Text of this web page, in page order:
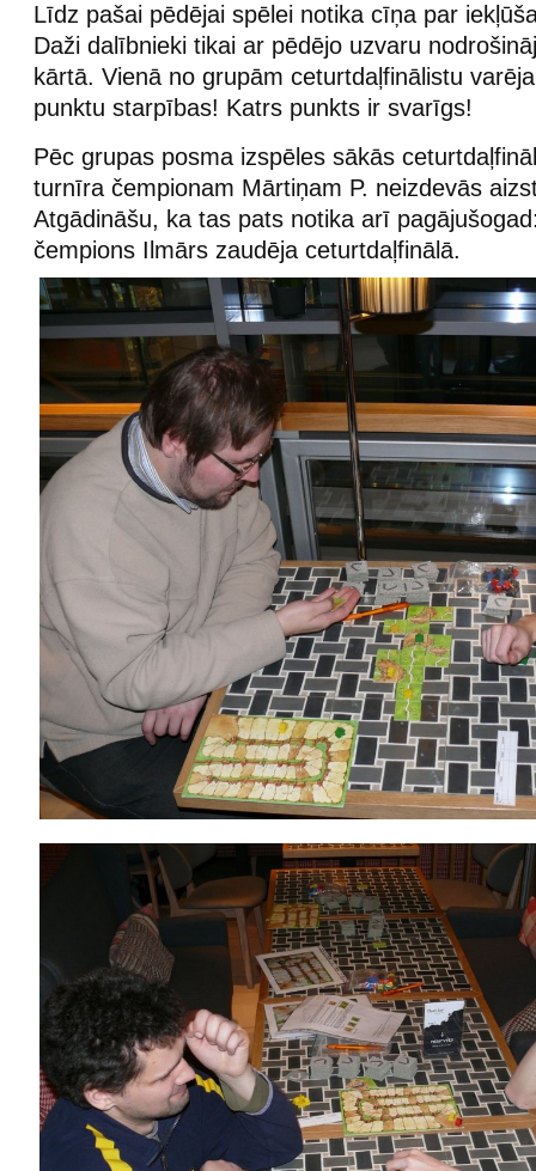
Līdz pašai pēdējai spēlei notika cīņa par
Daži dalībnieki tikai ar pēdējo uzvaru
kārtā. Vienā no grupām ceturtdaļfinālistu
punktu starpības! Katrs punkts ir svarīgs!
Pēc grupas posma izspēles sākās
turnīra čempionam Mārtiņam P. neizdevās
Atgādināšu, ka tas pats notika arī
čempions Ilmārs zaudēja ceturtdaļfinālā.